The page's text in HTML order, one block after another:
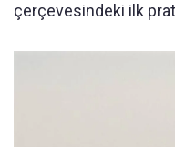
çerçevesindeki ilk